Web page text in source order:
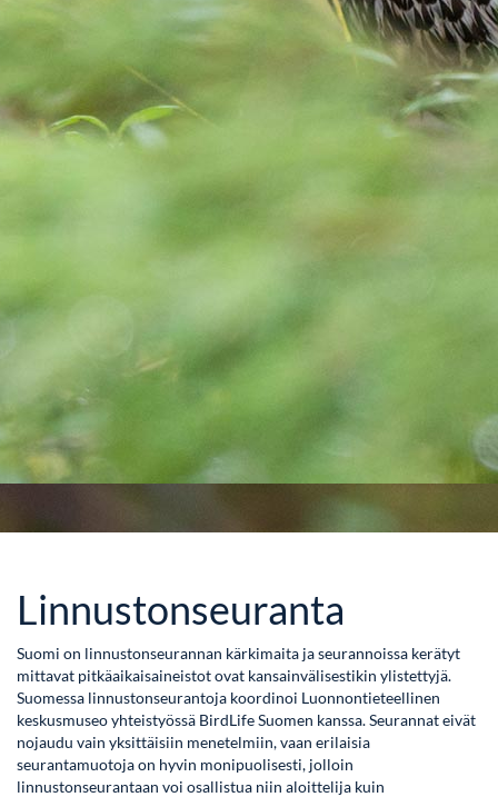
Linnustonseuranta
Suomi on linnustonseurannan kärkimaita ja seurannoissa kerätyt
mittavat pitkäaikaisaineistot ovat kansainvälisestikin ylistettyjä.
Suomessa linnustonseurantoja koordinoi Luonnontieteellinen
keskusmuseo yhteistyössä BirdLife Suomen kanssa. Seurannat eivät
nojaudu vain yksittäisiin menetelmiin, vaan erilaisia
seurantamuotoja on hyvin monipuolisesti, jolloin
linnustonseurantaan voi osallistua niin aloittelija kuin